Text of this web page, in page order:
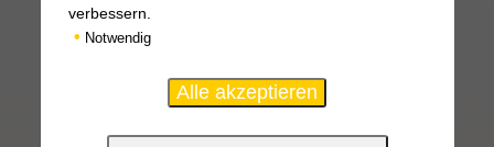
Mikroskop-Behandlung
Digitales Röntgen
DVT
verbessern.
• Notwendig